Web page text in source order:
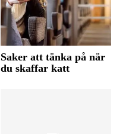
Saker att tänka på när
du skaffar katt